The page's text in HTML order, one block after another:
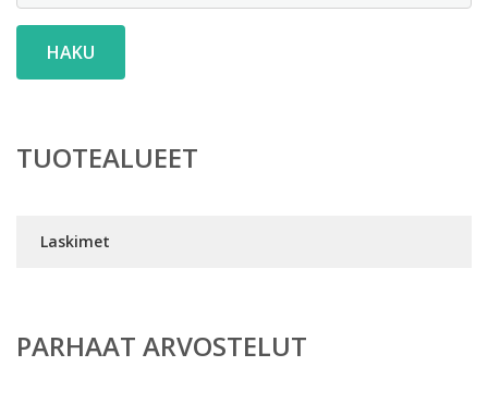
HAKU
TUOTEALUEET
Laskimet
PARHAAT ARVOSTELUT